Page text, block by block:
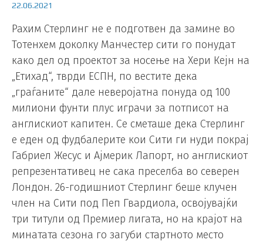
22.06.2021
Рахим Стерлинг не е подготвен да замине во
Тотенхем доколку Манчестер сити го понудат
како дел од проектот за носење на Хери Кејн на
„Етихад“, тврди ЕСПН, по вестите дека
„граѓаните“ дале неверојатна понуда од 100
милиони фунти плус играчи за потписот на
англискиот капитен. Се сметаше дека Стерлинг
е еден од фудбалерите кои Сити ги нуди покрај
Габриел Жесус и Ајмерик Лапорт, но англискиот
репрезентативец не сака преселба во северен
Лондон. 26-годишниот Стерлинг беше клучен
член на Сити под Пеп Гвардиола, освојувајќи
три титули од Премиер лигата, но на крајот на
минатата сезона го загуби стартното место